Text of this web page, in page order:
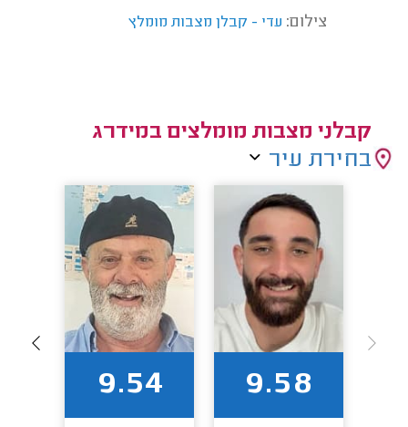
צילום: עדי - קבלן מצבות מומלץ
קבלני מצבות מומלצים במידרג
בחירת עיר
9.58
9.54